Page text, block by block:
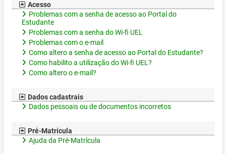
Acesso
Problemas com a senha de acesso ao Portal do
Estudante
Problemas com a senha do Wi-fi UEL
Problemas com o e-mail
Como altero a senha de acesso ao Portal do Estudante?
Como habilito a utilização do Wi-fi UEL?
Como altero o e-mail?
Dados cadastrais
Dados pessoais ou de documentos incorretos
Pré-Matrícula
Ajuda da Pré-Matrícula